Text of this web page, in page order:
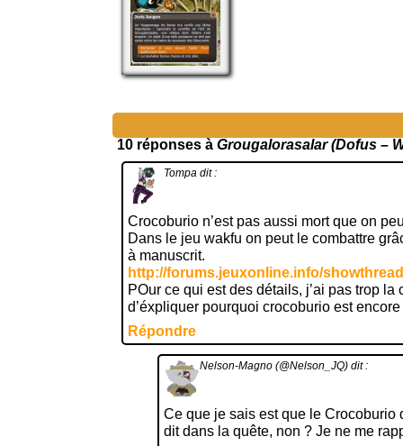
10 réponses à Grougalorasalar (Dofus –
Tompa dit :
Crocoburio n’est pas aussi mort que on
Dans le jeu wakfu on peut le combattre
à manuscrit.
http://forums.jeuxonline.info/
POur ce qui est des détails, j’ai pas trop
d’éxpliquer pourquoi crocoburio est encore
Répondre
Nelson-Magno (@Nelson_JQ) dit :
Ce que je sais est que le Crocoburio
dit dans la quête, non ? Je ne me